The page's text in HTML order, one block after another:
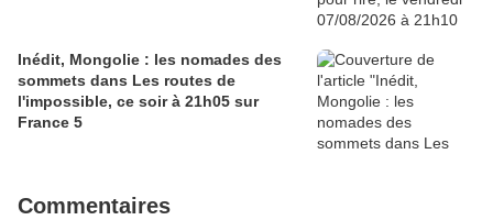
Inédit, Mongolie : les nomades des
sommets dans Les routes de
l'impossible, ce soir à 21h05 sur
France 5
Commentaires